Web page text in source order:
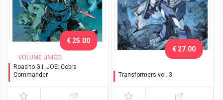
VOLUME UNICO
Road to G.I. JOE: Cobra
Commander
€ 25.00
Transformers vol. 3
Variant Exclusive Nerd
€ 27.00